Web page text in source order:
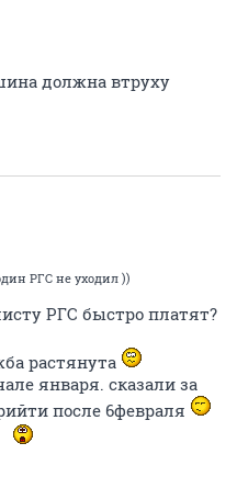
должна втруху
РГС не уходил ))
РГС быстро платят?
растянута
января. сказали за
после 6февраля